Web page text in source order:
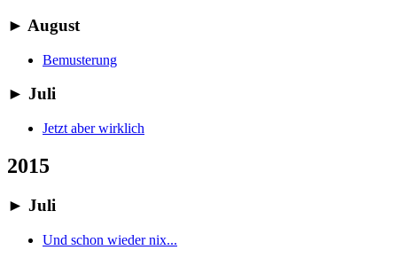
► August
Bemusterung
► Juli
Jetzt aber wirklich
2015
► Juli
Und schon wieder nix...